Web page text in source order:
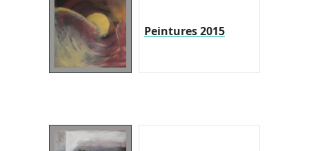
Peintures 2015